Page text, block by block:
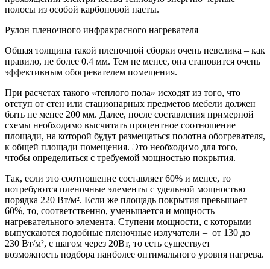
полосы из особой карбоновой пасты.
Рулон пленочного инфракрасного нагревателя
Общая толщина такой пленочной сборки очень невелика – как
правило, не более 0.4 мм. Тем не менее, она становится очень
эффективным обогревателем помещения.
При расчетах такого «теплого пола» исходят из того, что
отступ от стен или стационарных предметов мебели должен
быть не менее 200 мм. Далее, после составления примерной
схемы необходимо высчитать процентное соотношение
площади, на которой будут размещаться полотна обогревателя,
к общей площади помещения. Это необходимо для того,
чтобы определиться с требуемой мощностью покрытия.
Так, если это соотношение составляет 60% и менее, то
потребуются пленочные элементы с удельной мощностью
порядка 220 Вт/м². Если же площадь покрытия превышает
60%, то, соответственно, уменьшается и мощность
нагревательного элемента. Ступени мощности, с которыми
выпускаются подобные пленочные излучатели – от 130 до
230 Вт/м², с шагом через 20Вт, то есть существует
возможность подбора наиболее оптимального уровня нагрева.